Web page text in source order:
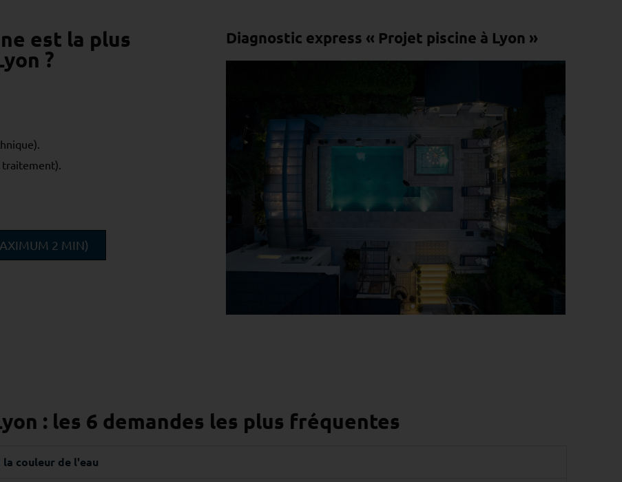
est la plus
?
2 MIN)
Diagnostic express « Projet piscine à Lyon »
: les 6 demandes les plus fréquentes
couleur de l'eau